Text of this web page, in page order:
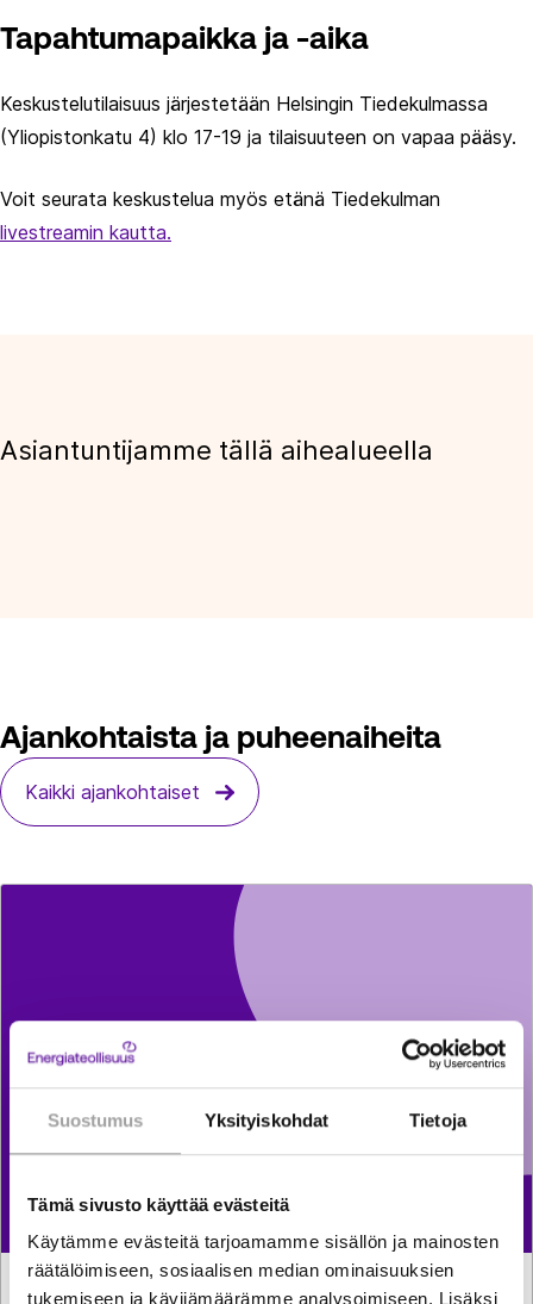
Suostumus Yksityiskohdat Tietoja
Tämä sivusto käyttää evästeitä
Käytämme evästeitä tarjoamamme sisällön ja mainosten
räätälöimiseen, sosiaalisen median ominaisuuksien
tukemiseen ja kävijämäärämme analysoimiseen. Lisäksi
Tapahtumapaikka ja -aika
Keskustelutilaisuus järjestetään Helsingin Tiedekulmassa
(Yliopistonkatu 4) klo 17-19 ja tilaisuuteen on vapaa pääsy.
Voit seurata keskustelua myös etänä Tiedekulman
livestreamin kautta.
Asiantuntijamme tällä aihealueella
Ajankohtaista ja puheenaiheita
Kaikki ajankohtaiset